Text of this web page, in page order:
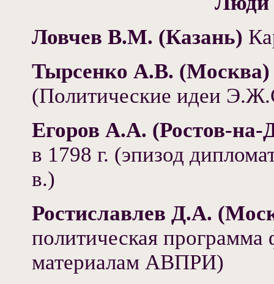
Ловчев В.М. (Казань)
Тырсенко А.В. (Москва)
(Политические идеи
Егоров А.А. (Ростов-на-
в 1798 г. (эпизод
в.)
Ростиславлев Д.А.
политическая
материалам АВПРИ)